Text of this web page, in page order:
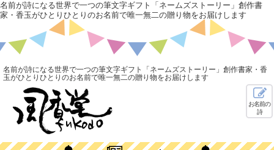
名前が詩になる世界で一つの筆文字ギフト「ネームズストーリー」創作書
家・香玉がひとりひとりのお名前で唯一無二の贈り物をお届けします
名前が詩になる世界で一つの筆文字ギフト「ネームズストーリー」創作書家・香
玉がひとりひとりのお名前で唯一無二の贈り物をお届けします
お名前の
詩